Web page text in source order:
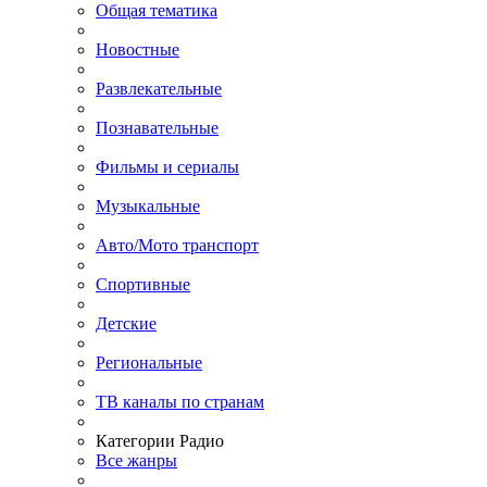
Общая тематика
Новостные
Развлекательные
Познавательные
Фильмы и сериалы
Музыкальные
Авто/Мото транспорт
Спортивные
Детские
Региональные
ТВ каналы по странам
Категории Радио
Все жанры